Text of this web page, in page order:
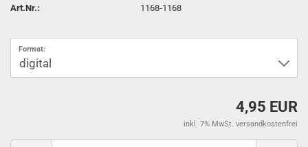
Art.Nr.: 1168-1168
Format:
4,95 EUR
inkl. 7% MwSt. versandkostenfrei